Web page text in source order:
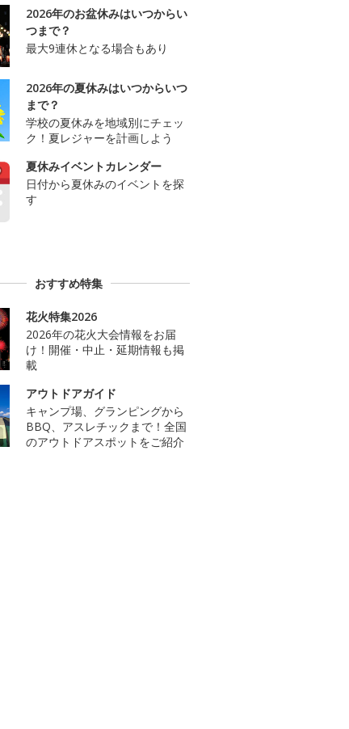
2026年のお盆休みはいつからい
つまで？
最大9連休となる場合もあり
2026年の夏休みはいつからいつ
まで？
学校の夏休みを地域別にチェッ
ク！夏レジャーを計画しよう
夏休みイベントカレンダー
日付から夏休みのイベントを探
す
おすすめ特集
花火特集2026
2026年の花火大会情報をお届
け！開催・中止・延期情報も掲
載
アウトドアガイド
キャンプ場、グランピングから
BBQ、アスレチックまで！全国
のアウトドアスポットをご紹介